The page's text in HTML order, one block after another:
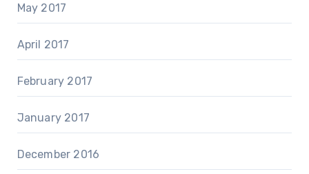
May 2017
April 2017
February 2017
January 2017
December 2016